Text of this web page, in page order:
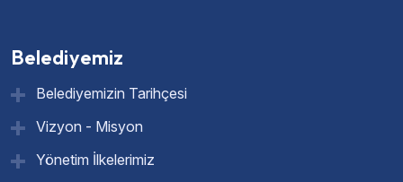
Belediyemiz
Belediyemizin Tarihçesi
Vizyon - Misyon
Yönetim İlkelerimiz